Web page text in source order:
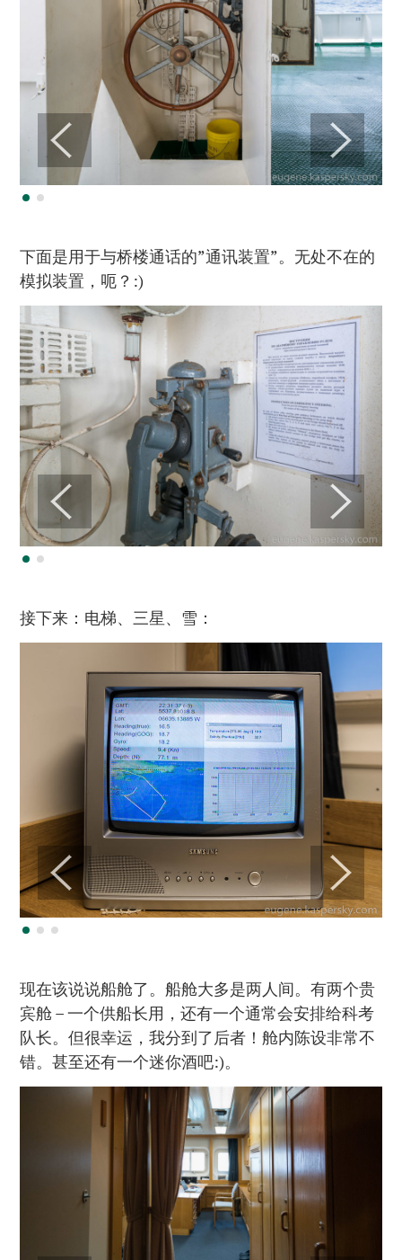
下面是用于与桥楼通话的”通讯装置”。无处不在的
模拟装置，呃？:)
接下来：电梯、三星、雪：
现在该说说船舱了。船舱大多是两人间。有两个贵
宾舱 – 一个供船长用，还有一个通常会安排给科考
队长。但很幸运，我分到了后者！舱内陈设非常不
错。甚至还有一个迷你酒吧:)。